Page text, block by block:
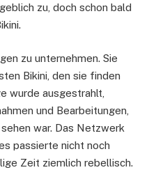
zu, doch schon bald
zu unternehmen. Sie
Bikini, den sie finden
wurde ausgestrahlt,
und Bearbeitungen,
war. Das Netzwerk
passierte nicht noch
Zeit ziemlich rebellisch.